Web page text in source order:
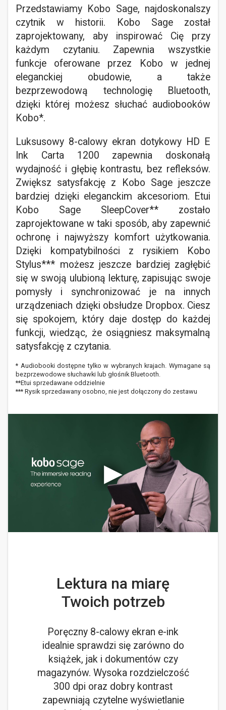
Przedstawiamy Kobo Sage, najdoskonalszy
czytnik w historii. Kobo Sage został
zaprojektowany, aby inspirować Cię przy
każdym czytaniu. Zapewnia wszystkie
funkcje oferowane przez Kobo w jednej
eleganckiej obudowie, a także
bezprzewodową technologię Bluetooth,
dzięki której możesz słuchać audiobooków
Kobo*.
Luksusowy 8-calowy ekran dotykowy HD E
Ink Carta 1200 zapewnia doskonałą
wydajność i głębię kontrastu, bez refleksów.
Zwiększ satysfakcję z Kobo Sage jeszcze
bardziej dzięki eleganckim akcesoriom. Etui
Kobo Sage SleepCover** zostało
zaprojektowane w taki sposób, aby zapewnić
ochronę i najwyższy komfort użytkowania.
Dzięki kompatybilności z rysikiem Kobo
Stylus*** możesz jeszcze bardziej zagłębić
się w swoją ulubioną lekturę, zapisując swoje
pomysły i synchronizować je na innych
urządzeniach dzięki obsłudze Dropbox. Ciesz
się spokojem, który daje dostęp do każdej
funkcji, wiedząc, że osiągniesz maksymalną
satysfakcję z czytania.
* Audiobooki dostępne tylko w wybranych krajach. Wymagane są
bezprzewodowe słuchawki lub głośnik Bluetooth.
**Etui sprzedawane oddzielnie
*** Rysik sprzedawany osobno, nie jest dołączony do zestawu
Lektura na miarę
Twoich potrzeb
Poręczny 8-calowy ekran e-ink
idealnie sprawdzi się zarówno do
książek, jak i dokumentów czy
magazynów. Wysoka rozdzielczość
300 dpi oraz dobry kontrast
zapewniają czytelne wyświetlanie